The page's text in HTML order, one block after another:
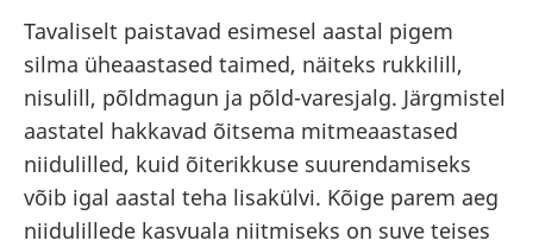
Tavaliselt paistavad esimesel aastal pigem
silma üheaastased taimed, näiteks rukkilill,
nisulill, põldmagun ja põld-varesjalg. Järgmistel
aastatel hakkavad õitsema mitmeaastased
niidulilled, kuid õiterikkuse suurendamiseks
võib igal aastal teha lisakülvi. Kõige parem aeg
niidulillede kasvuala niitmiseks on suve teises